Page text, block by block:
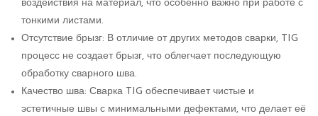
воздействия на материал, что особенно важно при работе с
тонкими листами.
Отсутствие брызг: В отличие от других методов сварки, TIG
процесс не создает брызг, что облегчает последующую
обработку сварного шва.
Качество шва: Сварка TIG обеспечивает чистые и
эстетичные швы с минимальными дефектами, что делает её